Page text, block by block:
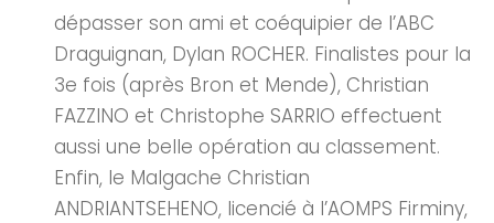
dépasser son ami et coéquipier de l’ABC
Draguignan, Dylan ROCHER. Finalistes pour la
3e fois (après Bron et Mende), Christian
FAZZINO et Christophe SARRIO effectuent
aussi une belle opération au classement.
Enfin, le Malgache Christian
ANDRIANTSEHENO, licencié à l’AOMPS Firminy,